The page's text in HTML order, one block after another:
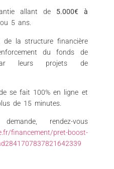
allant de 5.000€ à
5 ans.
de la structure financière
du fonds de
leurs projets de
se fait 100% en ligne et
de 15 minutes.
rendez-vous
financement/pret-boost-